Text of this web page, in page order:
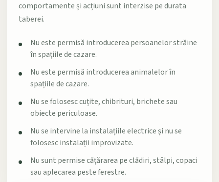
comportamente și acțiuni sunt interzise pe durata
taberei.
Nu este permisă introducerea persoanelor străine
în spațiile de cazare.
Nu este permisă introducerea animalelor în
spațiile de cazare.
Nu se folosesc cuțite, chibrituri, brichete sau
obiecte periculoase.
Nu se intervine la instalațiile electrice și nu se
folosesc instalații improvizate.
Nu sunt permise cățărarea pe clădiri, stâlpi, copaci
sau aplecarea peste ferestre.